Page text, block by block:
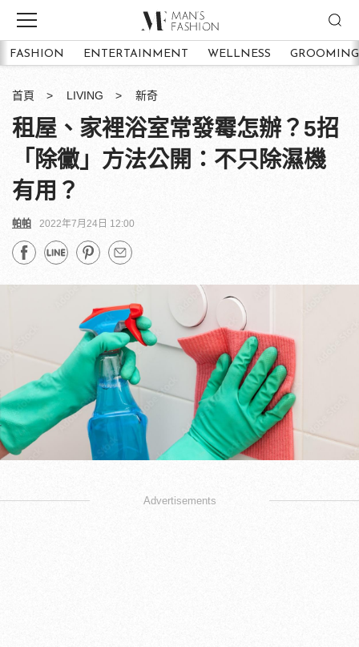
FASHION ENTERTAINMENT WELLNESS GROOMING
首頁 LIVING 新奇
租屋、家裡浴室常發霉怎辦？5招
「除黴」方法公開：不只除濕機
有用？
帕帕 2022年7月24日 12:00
Advertisements